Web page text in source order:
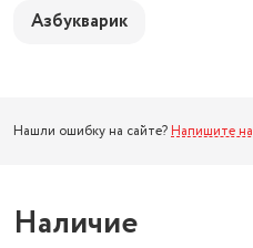
Азбукварик
Нашли ошибку на сайте? Напишите
Наличие